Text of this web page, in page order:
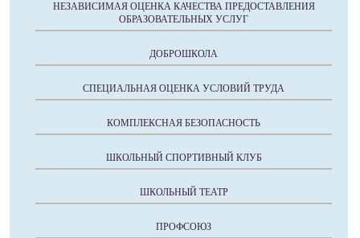
НЕЗАВИСИМАЯ ОЦЕНКА КАЧЕСТВА ПРЕДОСТАВЛЕНИЯ
ОБРАЗОВАТЕЛЬНЫХ УСЛУГ
ДОБРОШКОЛА
СПЕЦИАЛЬНАЯ ОЦЕНКА УСЛОВИЙ ТРУДА
КОМПЛЕКСНАЯ БЕЗОПАСНОСТЬ
ШКОЛЬНЫЙ СПОРТИВНЫЙ КЛУБ
ШКОЛЬНЫЙ ТЕАТР
ПРОФСОЮЗ